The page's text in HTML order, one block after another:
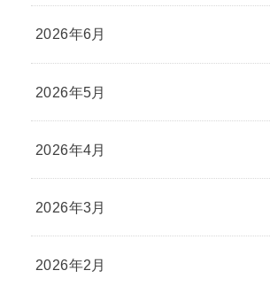
2026年6月
2026年5月
2026年4月
2026年3月
2026年2月